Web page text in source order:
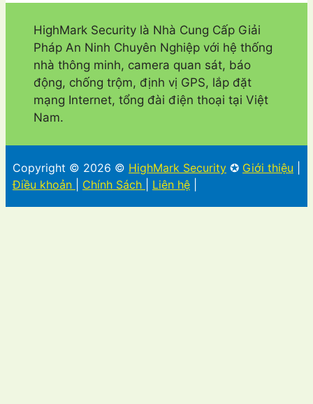
HighMark Security là Nhà Cung Cấp Giải
Pháp An Ninh Chuyên Nghiệp với hệ thống
nhà thông minh, camera quan sát, báo
động, chống trộm, định vị GPS, lắp đặt
mạng Internet, tổng đài điện thoại tại Việt
Nam.
Copyright © 2026 © HighMark Security ✪ Giới thiệu
Điều khoản
Chính Sách Liên hệ